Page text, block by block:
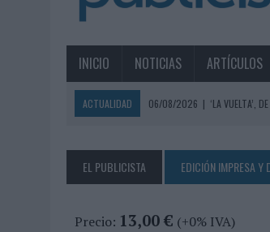
INICIO NOTICIAS ARTÍCULOS
ACTUALIDAD 06/08/2026 | ‘LA VUELTA’,
EL MERCADO PUBLICITARIO
06/08/2026 | LA TELEVISIÓN SIGUE
EL PUBLICISTA EDICIÓN IMPRESA Y
Precio: 13,00 € (+0% IVA)